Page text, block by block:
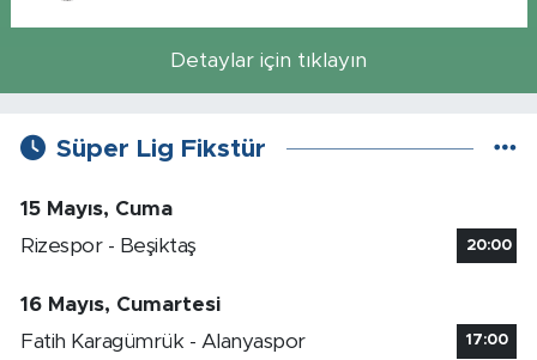
Detaylar için tıklayın
Süper Lig Fikstür
15 Mayıs, Cuma
Rizespor - Beşiktaş
20:00
16 Mayıs, Cumartesi
Fatih Karagümrük - Alanyaspor
17:00